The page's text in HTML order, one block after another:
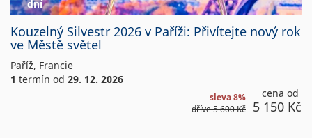
dní
Kouzelný Silvestr 2026 v Paříži: Přivítejte nový rok
ve Městě světel
Paříž, Francie
1 termín od 29. 12. 2026
sleva 8%
dříve5 600 Kč
cena od
5 150 Kč
Silvestr
2026
v
Paříži: